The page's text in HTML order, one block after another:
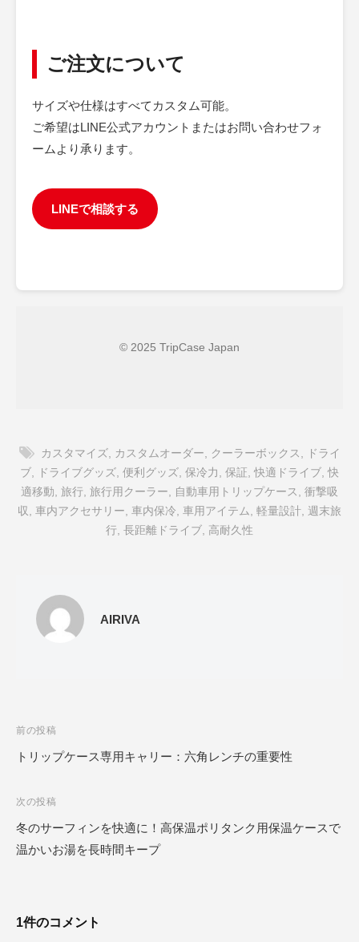
ご注文について
サイズや仕様はすべてカスタム可能。
ご希望はLINE公式アカウントまたはお問い合わせフォ
ームより承ります。
LINEで相談する
© 2025 TripCase Japan
カスタマイズ, カスタムオーダー クーラーボックス
ドライ
ブ
ドライブグッズ 便利グッズ 保冷力 保証 快適ドライブ 快
適移動 旅行 旅行用クーラー 自動車用トリップケース
衝撃吸
収
車内アクセサリー 車内保冷 車用アイテム 軽量設計 週末旅
行 長距離ドライブ 高耐久性
AIRIVA
投
稿
ビ
ゲ
ー
ン
前の投稿
トリップケース専用キャリー：六角レンチの重要性
次の投稿
冬のサーフィンを快適に！高保温ポリタンク用保温ケースで
温かいお湯を長時間キープ
1件のコメント